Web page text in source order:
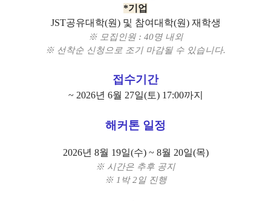
*기업
JST공유대학(원) 및 참여대학(원) 재학생
※ 모집인원 : 40명 내외
※ 선착순 신청으로 조기 마감될 수 있습니다.
접수기간
~ 2026년 6월 27일(토) 17:00까지
해커톤 일정
2026년 8월 19일(수) ~ 8월 20일(목)
※ 시간은 추후 공지
※ 1박 2일 진행